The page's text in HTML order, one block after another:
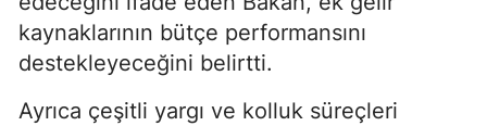
kaynaklarının bütçe performansını
destekleyeceğini belirtti.
Ayrıca çeşitli yargı ve kolluk süreçleri